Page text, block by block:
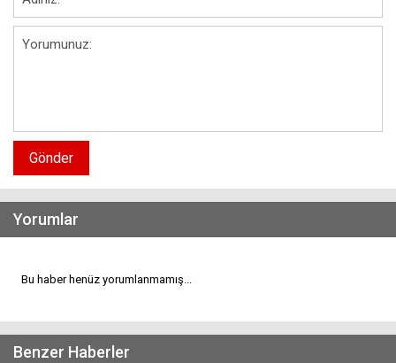
Gönder
Yorumlar
Bu haber henüz yorumlanmamış...
Benzer Haberler